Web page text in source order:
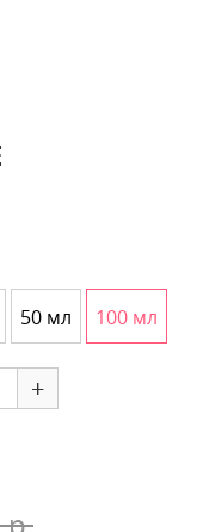
50 мл 100 мл
+
р.